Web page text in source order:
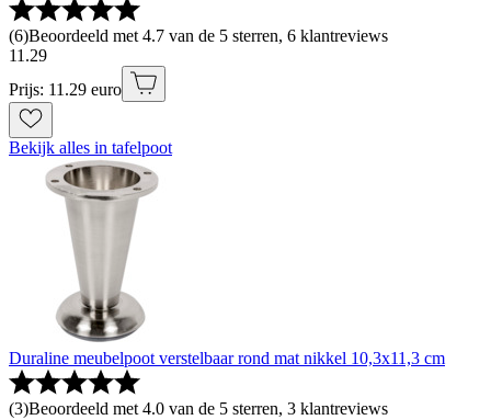
(6)Beoordeeld met 4.7 van de 5 sterren, 6 klantreviews
11 .29
Prijs: 11.29 euro
Bekijk alles in tafelpoot
Duraline meubelpoot verstelbaar rond mat nikkel 10,3x11,3 cm
(3)Beoordeeld met 4.0 van de 5 sterren, 3 klantreviews